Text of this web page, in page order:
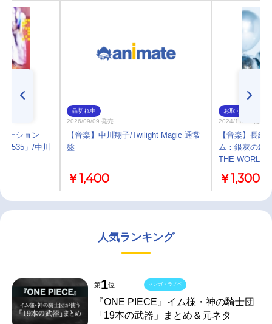
ーション
」/中川
品切れ中
2026/09/09 発売
【音楽】中川翔子/Twilight Magic 通常
盤
￥1,400
お取り寄せ
2024/11/20 発売
【音楽】長編
ム：銀灰の幻
THE WORLD
￥1,300
人気ランキング
第1位
『ONE PIECE』イム様・神の騎士団
「19本の武器」まとめ＆元ネタ
マンガ・ラノベ